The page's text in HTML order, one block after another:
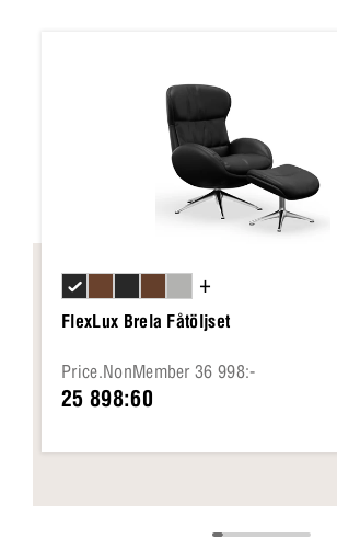
FlexLux Brela Fåtöljset
Price.NonMember 36 998:-
25 898:60
+